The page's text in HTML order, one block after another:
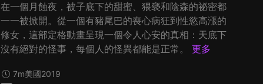
在一個月蝕夜，被子底下的甜蜜、猥褻和陰森的祕密都
一一被掀開。從一個有豬尾巴的喪心病狂到性慾高漲的
修女，這部定格動畫呈現一個令人心安的真相：天底下
沒有絕對的怪事，每個人的怪異都能是正常。
更多
7m美國2019